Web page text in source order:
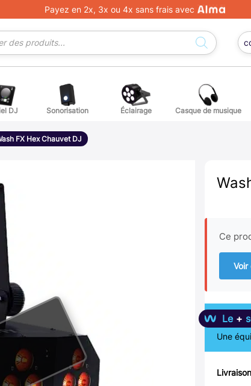
Payez en 2x, 3x ou 4x sans frais avec
voix
détachées pour guitares et basses
DJ
DJ
Sonorisation Éclairage Casque de musique
FX Hex Chauvet DJ
Ce
Voir
Le +
Une
Livraison